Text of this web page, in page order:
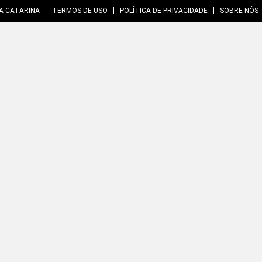
CATARINA TERMOS DE USO POLÍTICA DE PRIVACIDADE SOBRE NÓS